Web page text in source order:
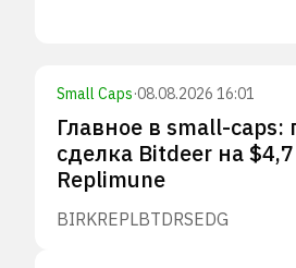
Small Caps·08.08.2026 16:01
Главное в small-caps:
сделка Bitdeer на
Replimune
BIRKREPLBTDRSEDG